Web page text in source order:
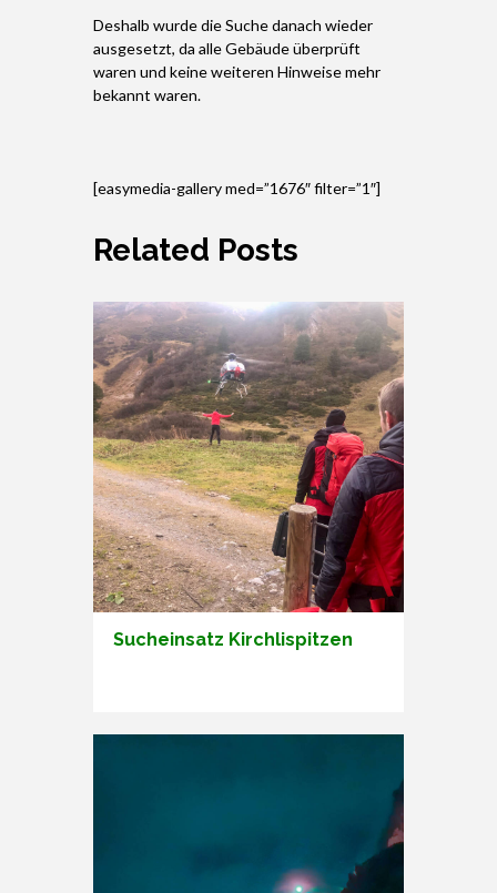
Deshalb wurde die Suche danach wieder
ausgesetzt, da alle Gebäude überprüft
waren und keine weiteren Hinweise mehr
bekannt waren.
[easymedia-gallery med=”1676″ filter=”1″]
Related Posts
Sucheinsatz Kirchlispitzen